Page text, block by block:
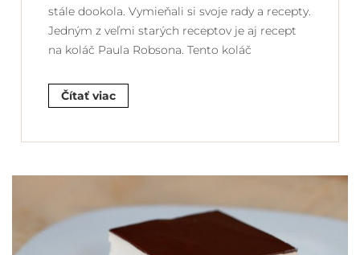
stále dookola. Vymieňali si svoje rady a recepty.
Jedným z veľmi starých receptov je aj recept
na koláč Paula Robsona. Tento koláč
Čítať viac